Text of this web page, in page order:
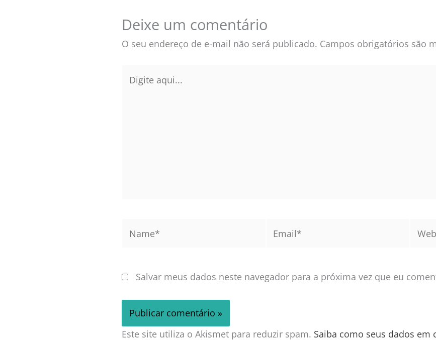
Deixe um comentário
O seu endereço de e-mail não será publicado. Campos obrigatórios são
aqui...
Salvar meus dados neste navegador para a próxima vez que eu
Este site utiliza o Akismet para reduzir spam. Saiba como seus dados em